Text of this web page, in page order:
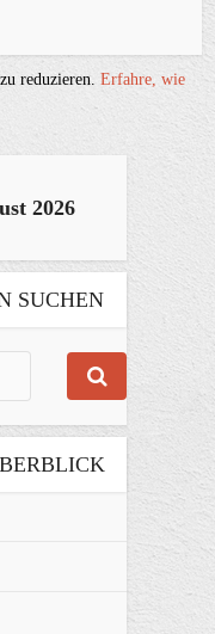
reduzieren.Erfahre, wie
2026
SUCHEN